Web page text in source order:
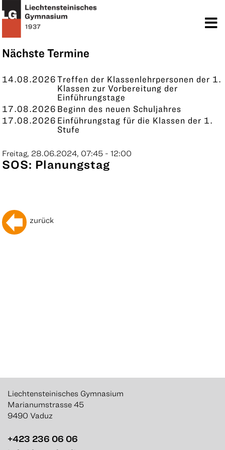
Nächste Termine
14.08.2026Treffen der Klassenlehrpersonen der 1.
Klassen zur Vorbereitung der
Einführungstage
17.08.2026 Beginn des neuen Schuljahres
17.08.2026 Einführungstag für die Klassen der 1.
Stufe
KONTAKT
Freitag, 28.06.2024, 07:45 - 12:00
SOS: Planungstag
zurück
Liechtensteinisches Gymnasium
Marianumstrasse 45
9490 Vaduz
+423 236 06 06